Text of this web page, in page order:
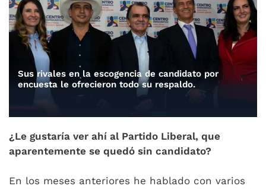
Sus rivales en la escogencia de candidato por
encuesta le ofrecieron todo su respaldo.
¿Le gustaría ver ahí al Partido Liberal, que
aparentemente se quedó sin candidato?
En los meses anteriores he hablado con varios